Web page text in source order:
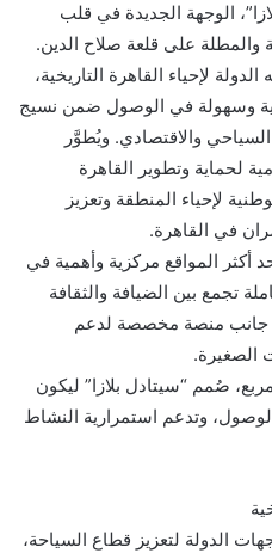
الوجهة الجديدة في قلب
والمطلة على قلعة صلاح الدين.
لإحياء القاهرة التاريخية،
وسهولة في الوصول ضمن نسيج
والاقتصادي. ويُطوَّر
لحماية وتطوير القاهرة
لإحياء المنطقة وتعزيز
في القاهرة.
أكثر المواقع مركزية وأهمية في
تجمع بين الضيافة والثقافة
جانب منصة مخصصة لدعم
الصغيرة.
60 ألف متر مربع، صُمم “سيتادل بلازا” ليكون
وتدعم استمرارية النشاط
الدولة لتعزيز قطاع السياحة،